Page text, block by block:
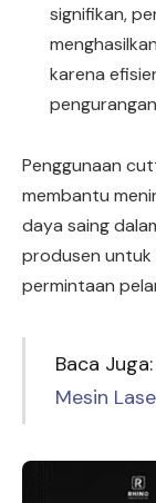
signifikan,
karena
Penggunaan
membantu
daya saing
produsen
permintaan
Baca Juga:
Mesin